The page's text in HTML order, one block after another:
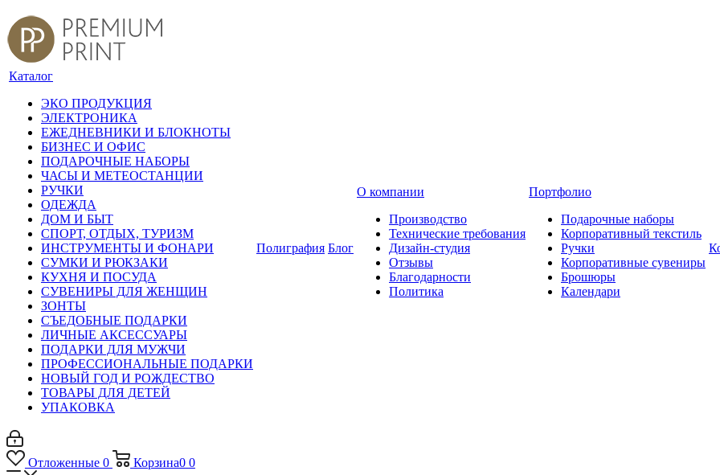
Каталог
ЭКО ПРОДУКЦИЯ
ЭЛЕКТРОНИКА
ЕЖЕДНЕВНИКИ И БЛОКНОТЫ
БИЗНЕС И ОФИС
ПОДАРОЧНЫЕ НАБОРЫ
ЧАСЫ И МЕТЕОСТАНЦИИ
РУЧКИ
ОДЕЖДА
ДОМ И БЫТ
СПОРТ, ОТДЫХ, ТУРИЗМ
ИНСТРУМЕНТЫ И ФОНАРИ
СУМКИ И РЮКЗАКИ
КУХНЯ И ПОСУДА
СУВЕНИРЫ ДЛЯ ЖЕНЩИН
ЗОНТЫ
СЪЕДОБНЫЕ ПОДАРКИ
ЛИЧНЫЕ АКСЕССУАРЫ
ПОДАРКИ ДЛЯ МУЖЧИ
ПРОФЕССИОНАЛЬНЫЕ ПОДАРКИ
НОВЫЙ ГОД И РОЖДЕСТВО
ТОВАРЫ ДЛЯ ДЕТЕЙ
УПАКОВКА
Полиграфия Блог
О компании
Производство
Технические требования
Дизайн-студия
Отзывы
Благодарности
Политика
Портфолио
Подарочные наборы
Корпоративный текстиль
Ручки
Корпоративные сувениры
Брошюры
Календари
Отложенные 0 Корзина0 0